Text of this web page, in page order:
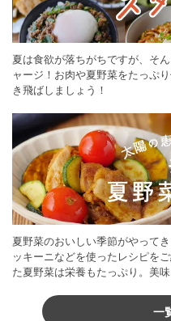
夏は食欲が落ちがちですが、そ
ャージ！お肉や夏野菜をたっぷ
き飛ばしましょう！
夏野菜のおいしい季節がやって
ッキーニなどを使ったレシピを
た夏野菜は栄養もたっぷり。美
一